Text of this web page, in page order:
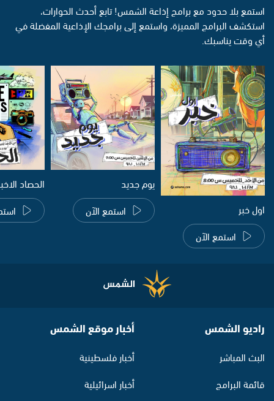
استمع بلا حدود مع برامج إذاعة الشمس! تابع أحدث الحوارات،
استكشف البرامج المميزة، واستمع إلى برامجك الإذاعية المفضلة في
أي وقت يناسبك.
اول خبر
استمع الآن
يوم جديد
استمع الآن
الحصاد
راديو الشمس
البث المباشر
قائمة البرامج
أخبار موقع الشمس
أخبار فلسطينية
أخبار اسرائيلية